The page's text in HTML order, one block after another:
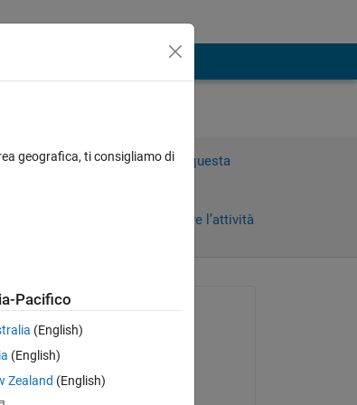
Accedi per rispondere a questa
Accedi per seguire l’attività
Richiesto:
Ahmet Hakan UYANIK
il 4 Mag 2022
Modificato:
geografica, ti consigliamo di
Pacifico
(English)
(English)
Zealand (English)